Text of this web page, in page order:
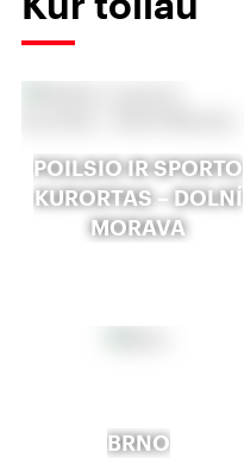
POILSIO IR SPORTO
KURORTAS – DOLNÍ
MORAVA
BRNO